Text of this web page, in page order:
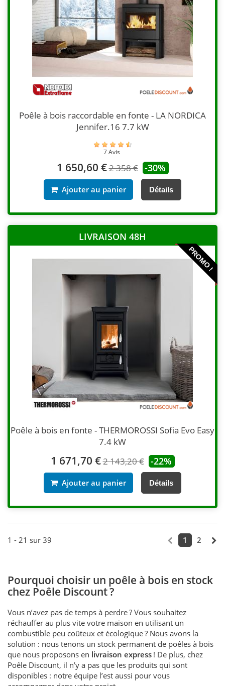
Poêle à bois raccordable en fonte - LA NORDICA
Jennifer.16 7.7 kW
7 Avis
1 650,60 €2 358 € -30%
Ajouter au panier Détails
LIVRAISON 48H
PROMO !
Poêle à bois en fonte - THERMOROSSI Sofia Evo Easy
7.4 kW
1 671,70 €2 143,20 € -22%
Ajouter au panier Détails
1 2
1 - 21 sur 39
Pourquoi choisir un poêle à bois en stock
chez Poêle Discount ?
Vous n’avez pas de temps à perdre ? Vous souhaitez
réchauffer au plus vite votre maison en utilisant un
combustible peu coûteux et écologique ? Nous avons la
solution : nous tenons un stock permanent de poêles à bois
que nous proposons en livraison express ! De plus, chez
Poêle Discount, il n’y a pas que les produits qui sont
disponibles : notre équipe l’est aussi pour vous